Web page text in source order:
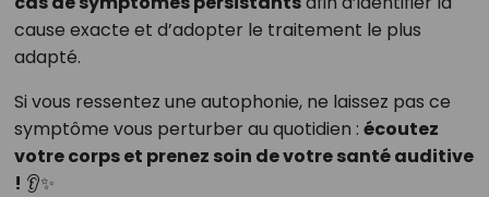
cause exacte et d’adopter le traitement le plus
adapté.
Si vous ressentez une autophonie, ne laissez pas ce
symptôme vous perturber au quotidien : écoutez
votre corps et prenez soin de votre santé auditive
! 👂✨